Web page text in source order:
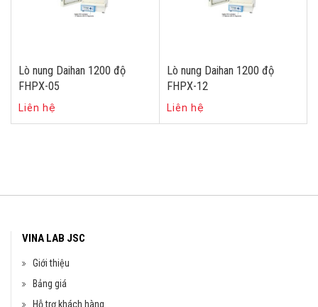
Lò nung Daihan 1200 độ
FHPX-05
Liên hệ
Lò nung Daihan 1200 độ
FHPX-12
Liên hệ
VINA LAB JSC
Giới thiệu
Bảng giá
Hỗ trợ khách hàng